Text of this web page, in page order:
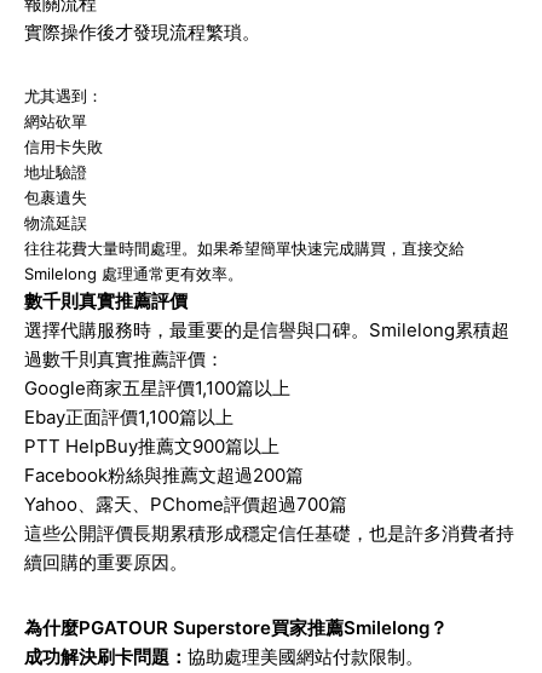
實際操作後才發現流程繁瑣。
尤其遇到：
網站砍單
信用卡失敗
地址驗證
包裹遺失
物流延誤
往往花費大量時間處理。如果希望簡單快速完成購買，直接交給
Smilelong 處理通常更有效率。
數千則真實推薦評價
選擇代購服務時，最重要的是信譽與口碑。Smilelong累積超
過數千則真實推薦評價：
Google商家五星評價1,100篇以上
Ebay正面評價1,100篇以上
PTT HelpBuy推薦文900篇以上
Facebook粉絲與推薦文超過200篇
Yahoo、露天、PChome評價超過700篇
這些公開評價長期累積形成穩定信任基礎，也是許多消費者持
續回購的重要原因。
為什麼PGATOUR Superstore買家推薦Smilelong？
成功解決刷卡問題： 協助處理美國網站付款限制。